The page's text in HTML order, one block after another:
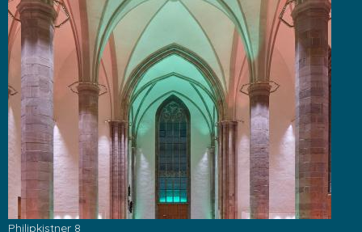
Philipkistner 8